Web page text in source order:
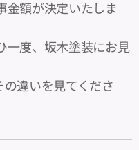
金額が決定いたしま
一度、坂木塗装にお見
違いを見てくださ